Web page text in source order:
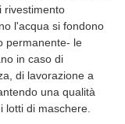
rivestimento
l'acqua si fondono
permanente- le
in caso di
di lavorazione a
una qualità
lotti di maschere.